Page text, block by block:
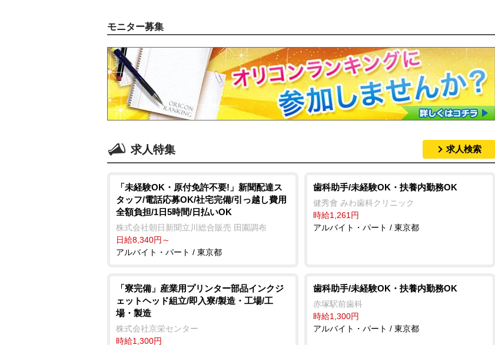
モニター募集
求人特集 求人検索
「未経験OK・原付免許不要!」新聞配達ス
タッフ/電話応募OK/社宅完備/引っ越し費用
全額負担/1日5時間/日払いOK
株式会社朝日新聞立川総合販売 田園調布
日給8,340円～
アルバイト・パート / 東京都
歯科助手/未経験OK・扶養内勤務OK
健秀會 みわ歯科クリニック
時給1,261円
アルバイト・パート / 東京都
「寮完備」産業用プリンター部品インクジ
ェットヘッド組立/即入寮/製造・工場/工
場・製造
株式会社京栄センター
時給1,300円
歯科助手/未経験OK・扶養内勤務OK
赤塚駅前歯科
時給1,300円
アルバイト・パート / 東京都